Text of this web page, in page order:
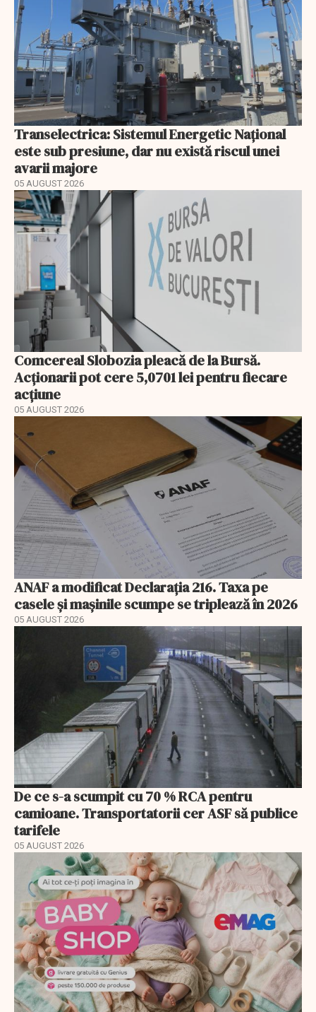
Transelectrica: Sistemul Energetic Național
este sub presiune, dar nu există riscul unei
avarii majore
05 AUGUST 2026
Comcereal Slobozia pleacă de la Bursă.
Acționarii pot cere 5,0701 lei pentru fiecare
acțiune
05 AUGUST 2026
ANAF a modificat Declarația 216. Taxa pe
casele și mașinile scumpe se triplează în 2026
05 AUGUST 2026
De ce s-a scumpit cu 70 % RCA pentru
camioane. Transportatorii cer ASF să publice
tarifele
05 AUGUST 2026